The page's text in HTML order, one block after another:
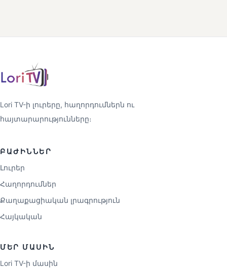
Lori TV-ի լուրերը, հաղորդումներն ու
հայտարարությունները։
ԲԱԺԻՆՆԵՐ
Լուրեր
Հաղորդումներ
Քաղաքացիական լրագրություն
Հայկական
ՄԵՐ ՄԱՍԻՆ
Lori TV-ի մասին